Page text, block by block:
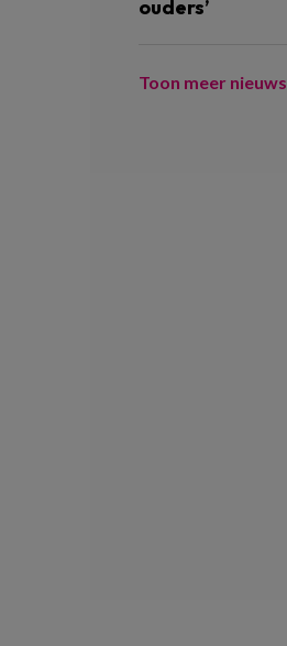
ouders’
Toon meer nieuws